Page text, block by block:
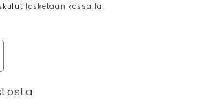
lasketaan kassalla.